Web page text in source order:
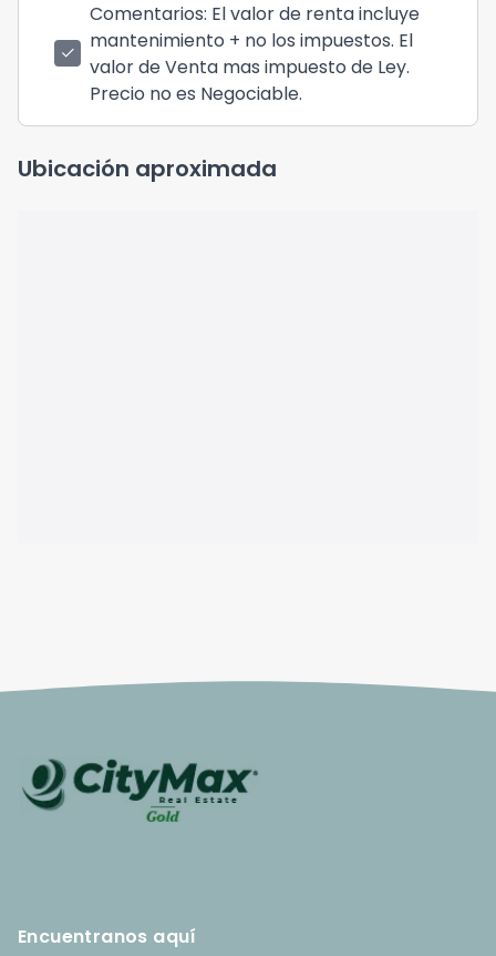
check
Comentarios: El valor de renta incluye
mantenimiento + no los impuestos. El
valor de Venta mas impuesto de Ley.
Precio no es Negociable.
Ubicación aproximada
Encuentranos aquí